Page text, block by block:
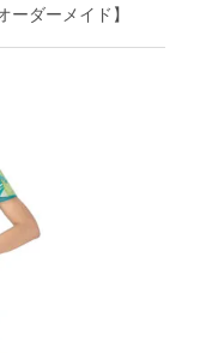
ーダーメイド】